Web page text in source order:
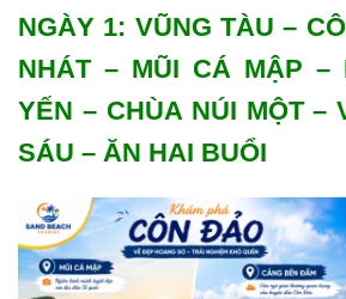
NGÀY 1: VŨNG TÀU –
NHÁT – MŨI CÁ MẬP –
YẾN – CHÙA NÚI MỘT –
SÁU – ĂN HAI BUỔI